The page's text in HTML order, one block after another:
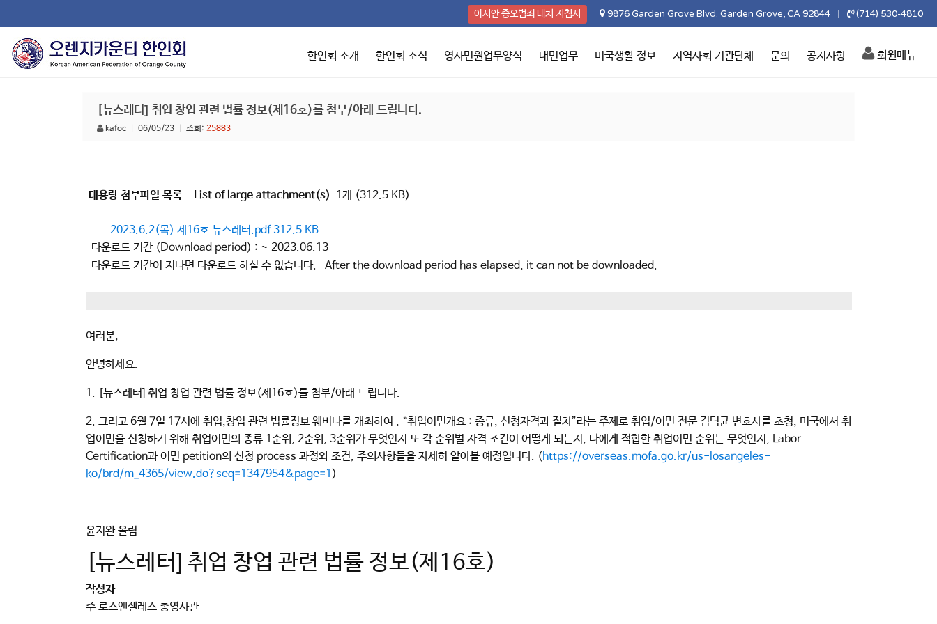
아시안 증오범죄 대처 지침서 9876 Garden Grove Blvd. Garden Grove, CA 92844 (714) 530-4810
한인회 소개 한인회 소식 영사민원업무양식 대민업무 미국생활 정보 지역사회 기관단체 문의 공지사항 회원메뉴
[뉴스레터] 취업 창업 관련 법률 정보(제16호)를 첨부/아래 드립니다.
kafoc 06/05/23 조회: 25883
대용량 첨부파일 목록 - List of large attachment(s) 1개 (312.5 KB)
2023.6.2(목) 제16호 뉴스레터.pdf 312.5 KB
다운로드 기간 (Download period) : ~ 2023.06.13
다운로드 기간이 지나면 다운로드 하실 수 없습니다. After the download period has elapsed, it can not be downloaded.
여러분,
안녕하세요.
1. [뉴스레터] 취업 창업 관련 법률 정보(제16호)를 첨부/아래 드립니다.
2. 그리고 6월 7일 17시에 취업,창업 관련 법률정보 웨비나를 개최하여 , “취업이민개요 : 종류, 신청자격과 절차”라는 주제로 취업/이민 전문 김덕균 변호사를 초청, 미국에서 취
업이민을 신청하기 위해 취업이민의 종류 1순위, 2순위, 3순위가 무엇인지 또 각 순위별 자격 조건이 어떻게 되는지, 나에게 적합한 취업이민 순위는 무엇인지, Labor
Certification과 이민 petition의 신청 process 과정와 조건, 주의사항들을 자세히 알아볼 예정입니다. (https://overseas.mofa.go.kr/us-losangeles-
ko/brd/m_4365/view.do?seq=1347954&page=1 )
윤지완 올림
[뉴스레터] 취업 창업 관련 법률 정보(제16호)
작성자
주 로스앤젤레스 총영사관